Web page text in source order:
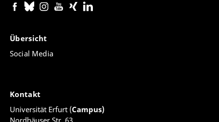
Übersicht
Social Media
Kontakt
Universität Erfurt (Campus)
Nordhäuser Str. 63